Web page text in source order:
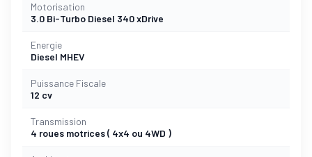
Motorisation
3.0 Bi-Turbo Diesel 340 xDrive
Energie
Diesel MHEV
Puissance Fiscale
12 cv
Transmission
4 roues motrices ( 4x4 ou 4WD )